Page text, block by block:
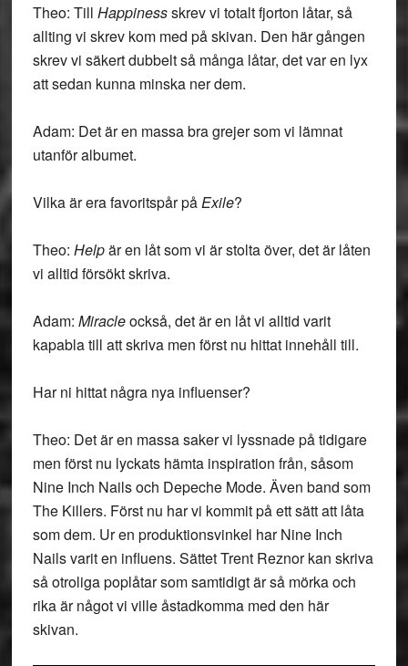
Theo: Till Happinessskrev vi totalt fjorton låtar, så
allting vi skrev kom med på skivan. Den här gången
skrev vi säkert dubbelt så många låtar, det var en lyx
att sedan kunna minska ner dem.
Adam: Det är en massa bra grejer som vi lämnat
utanför albumet.
Vilka är era favoritspår påExile?
Theo: Helpär en låt som vi är stolta över, det är låten
vi alltid försökt skriva.
Adam: Miracleockså, det är en låt vi alltid varit
kapabla till att skriva men först nu hittat innehåll till.
Har ni hittat några nya influenser?
Theo: Det är en massa saker vi lyssnade på tidigare
men först nu lyckats hämta inspiration från, såsom
Nine Inch Nails och Depeche Mode. Även band som
The Killers. Först nu har vi kommit på ett sätt att låta
som dem. Ur en produktionsvinkel har Nine Inch
Nails varit en influens. Sättet Trent Reznor kan skriva
så otroliga poplåtar som samtidigt är så mörka och
rika är något vi ville åstadkomma med den här
skivan.